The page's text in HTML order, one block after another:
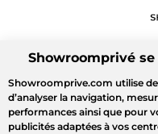
Showroomprivé
Showroomprive.com utilise
d’analyser la navigation,
performances ainsi que pour
publicités adaptées à vos